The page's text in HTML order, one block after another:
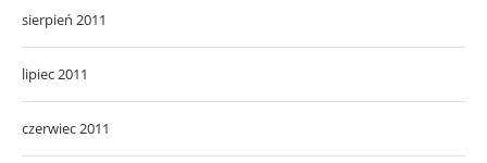
sierpień 2011
lipiec 2011
czerwiec 2011